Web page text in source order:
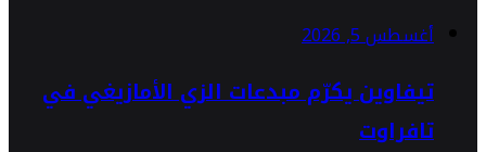
أغسطس 5, 2026
تيفاوين يكرّم مبدعات الزي الأمازيغي في
تافراوت